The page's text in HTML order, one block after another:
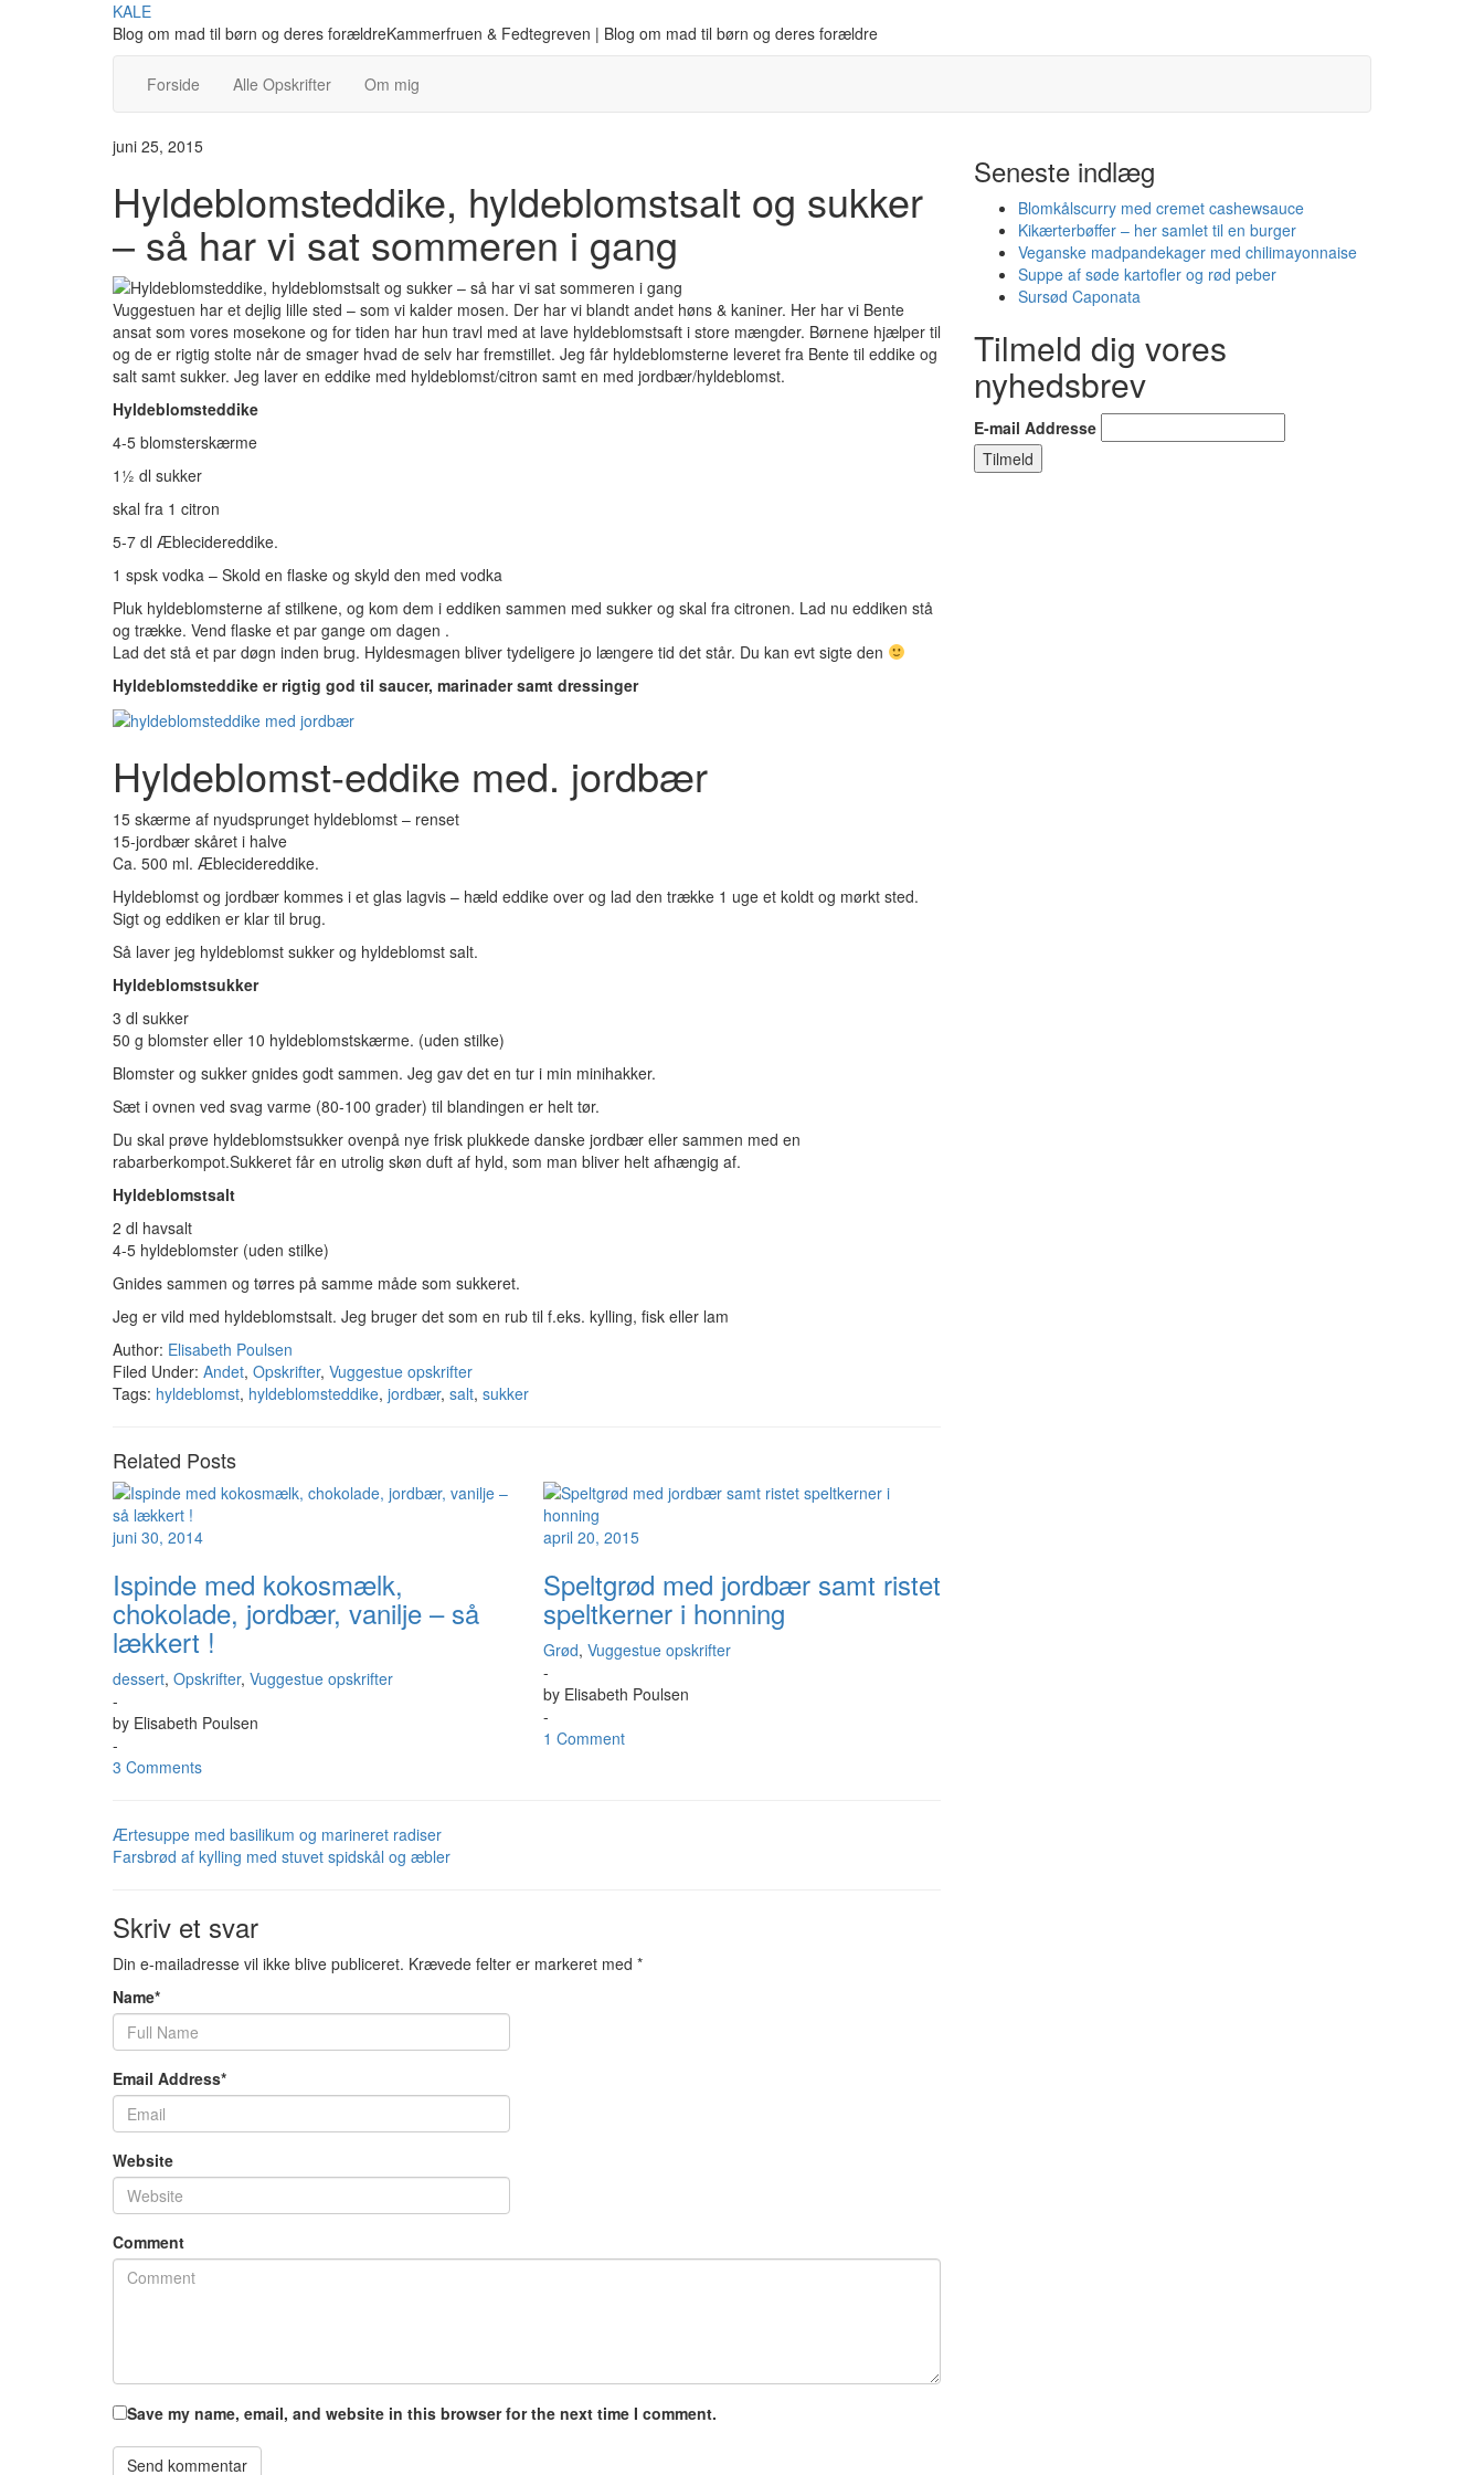
KALE
Blog om mad til børn og deres forældreKammerfruen & Fedtegreven | Blog om mad til børn og deres forældre
Forside Alle Opskrifter Om mig
juni 25, 2015
Hyldeblomsteddike, hyldeblomstsalt og sukker
– så har vi sat sommeren i gang
Vuggestuen har et dejlig lille sted – som vi kalder mosen. Der har vi blandt andet høns & kaniner. Her har vi Bente
ansat som vores mosekone og for tiden har hun travl med at lave hyldeblomstsaft i store mængder. Børnene hjælper til
og de er rigtig stolte når de smager hvad de selv har fremstillet. Jeg får hyldeblomsterne leveret fra Bente til eddike og
salt samt sukker. Jeg laver en eddike med hyldeblomst/citron samt en med jordbær/hyldeblomst.
Hyldeblomsteddike
4-5 blomsterskærme
1½ dl sukker
skal fra 1 citron
5-7 dl Æblecidereddike.
1 spsk vodka – Skold en flaske og skyld den med vodka
Pluk hyldeblomsterne af stilkene, og kom dem i eddiken sammen med sukker og skal fra citronen. Lad nu eddiken stå
og trække. Vend flaske et par gange om dagen .
Lad det stå et par døgn inden brug. Hyldesmagen bliver tydeligere jo længere tid det står. Du kan evt sigte den
Hyldeblomsteddike er rigtig god til saucer, marinader samt dressinger
Hyldeblomst-eddike med. jordbær
15 skærme af nyudsprunget hyldeblomst – renset
15-jordbær skåret i halve
Ca. 500 ml. Æblecidereddike.
Hyldeblomst og jordbær kommes i et glas lagvis – hæld eddike over og lad den trække 1 uge et koldt og mørkt sted.
Sigt og eddiken er klar til brug.
Så laver jeg hyldeblomst sukker og hyldeblomst salt.
Hyldeblomstsukker
3 dl sukker
50 g blomster eller 10 hyldeblomstskærme. (uden stilke)
Blomster og sukker gnides godt sammen. Jeg gav det en tur i min minihakker.
Sæt i ovnen ved svag varme (80-100 grader) til blandingen er helt tør.
Du skal prøve hyldeblomstsukker ovenpå nye frisk plukkede danske jordbær eller sammen med en
rabarberkompot.Sukkeret får en utrolig skøn duft af hyld, som man bliver helt afhængig af.
Hyldeblomstsalt
2 dl havsalt
4-5 hyldeblomster (uden stilke)
Gnides sammen og tørres på samme måde som sukkeret.
Jeg er vild med hyldeblomstsalt. Jeg bruger det som en rub til f.eks. kylling, fisk eller lam
Author: Elisabeth Poulsen
Filed Under: Andet, Opskrifter, Vuggestue opskrifter
Tags: hyldeblomst, hyldeblomsteddike, jordbær, salt, sukker
Related Posts
juni 30, 2014
Ispinde med kokosmælk,
chokolade, jordbær, vanilje – så
lækkert !
dessert, Opskrifter, Vuggestue opskrifter
-
by Elisabeth Poulsen
-
3 Comments
april 20, 2015
Speltgrød med jordbær samt ristet
speltkerner i honning
Grød, Vuggestue opskrifter
-
by Elisabeth Poulsen
-
1 Comment
Ærtesuppe med basilikum og marineret radiser
Farsbrød af kylling med stuvet spidskål og æbler
Skriv et svar
Din e-mailadresse vil ikke blive publiceret. Krævede felter er markeret med *
Name*
Email Address*
Website
Comment
Save my name, email, and website in this browser for the next time I comment.
Seneste indlæg
Blomkålscurry med cremet cashewsauce
Kikærterbøffer – her samlet til en burger
Veganske madpandekager med chilimayonnaise
Suppe af søde kartofler og rød peber
Sursød Caponata
Tilmeld dig vores
nyhedsbrev
E-mail Addresse